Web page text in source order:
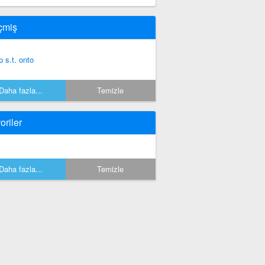
s.t. onto
Daha fazla... Temizle
Daha fazla... Temizle